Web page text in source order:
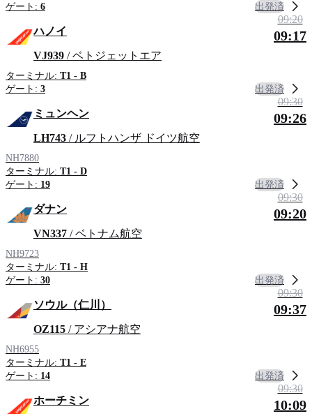
ゲート: 6 出発済
ハノイ
VJ939 / ベトジェットエア
ターミナル: T1 - B
ゲート: 3
09:20
09:17
出発済
ミュンヘン
LH743 / ルフトハンザ ドイツ航空
NH7880
ターミナル: T1 - D
ゲート: 19
09:30
09:26
出発済
ダナン
VN337 / ベトナム航空
NH9723
ターミナル: T1 - H
ゲート: 30
09:30
09:20
出発済
ソウル（仁川）
OZ115 / アシアナ航空
NH6955
ターミナル: T1 - E
ゲート: 14
09:30
09:37
出発済
ホーチミン
09:30
10:09